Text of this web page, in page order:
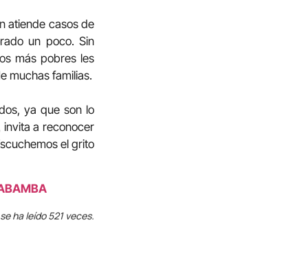
atiende casos de
un poco. Sin
más pobres les
muchas familias.
ya que son lo
invita a reconocer
el grito
ha leído 521 veces.